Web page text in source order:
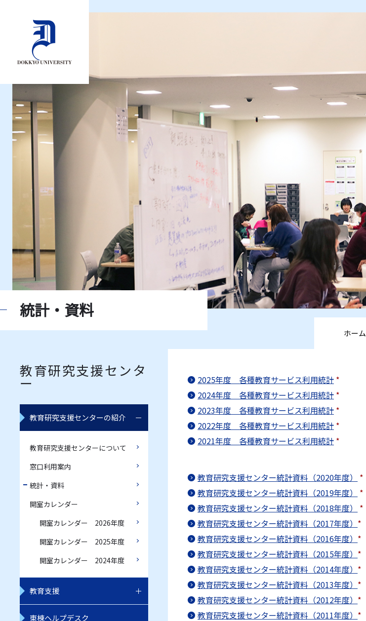
統計・資料
ホーム
教育研究支援センタ
ー
教育研究支援センターの紹介
教育研究支援センターについて
窓口利用案内
統計・資料
開室カレンダー
開室カレンダー 2026年度
開室カレンダー 2025年度
開室カレンダー 2024年度
教育支援
東棟ヘルプデスク
2025年度 各種教育サービス利用統計 *
2024年度 各種教育サービス利用統計 *
2023年度 各種教育サービス利用統計 *
2022年度 各種教育サービス利用統計 *
2021年度 各種教育サービス利用統計 *
教育研究支援センター統計資料（2020年度）
*
教育研究支援センター統計資料（2019年度）
*
教育研究支援センター統計資料（2018年度）
*
教育研究支援センター統計資料（2017年度） *
教育研究支援センター統計資料（2016年度） *
教育研究支援センター統計資料（2015年度） *
教育研究支援センター統計資料（2014年度） *
教育研究支援センター統計資料（2013年度） *
教育研究支援センター統計資料（2012年度） *
教育研究支援センター統計資料（2011年度） *